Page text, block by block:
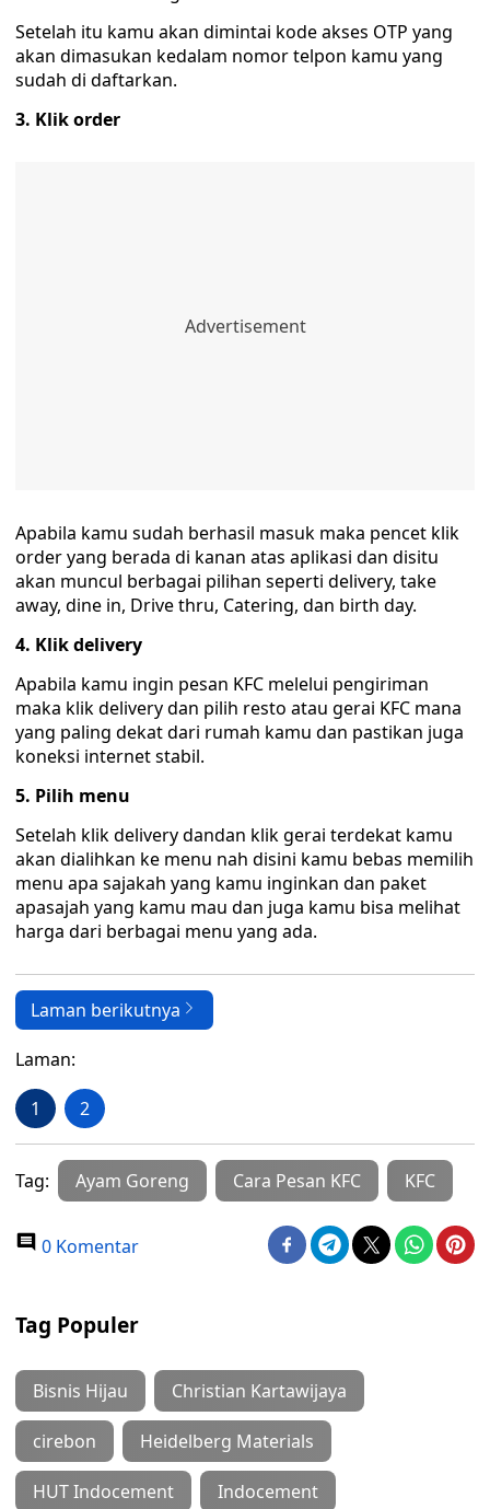
Setelah itu kamu akan dimintai kode akses OTP yang
akan dimasukan kedalam nomor telpon kamu yang
sudah di daftarkan.
3. Klik order
Apabila kamu sudah berhasil masuk maka pencet klik
order yang berada di kanan atas aplikasi dan disitu
akan muncul berbagai pilihan seperti delivery, take
away, dine in, Drive thru, Catering, dan birth day.
4. Klik delivery
Apabila kamu ingin pesan KFC melelui pengiriman
maka klik delivery dan pilih resto atau gerai KFC mana
yang paling dekat dari rumah kamu dan pastikan juga
koneksi internet stabil.
5. Pilih menu
Setelah klik delivery dandan klik gerai terdekat kamu
akan dialihkan ke menu nah disini kamu bebas memilih
menu apa sajakah yang kamu inginkan dan paket
apasajah yang kamu mau dan juga kamu bisa melihat
harga dari berbagai menu yang ada.
Laman berikutnya
Laman:
1 2
Tag: Ayam Goreng Cara Pesan KFC KFC
0 Komentar
Tag Populer
Bisnis Hijau Christian Kartawijaya
cirebon Heidelberg Materials
HUT Indocement Indocement